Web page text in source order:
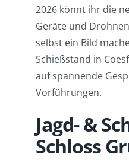
2026 könnt ihr die
Geräte und
selbst ein Bild
Schießstand in
auf spannende
Vorführungen.
Jagd- &
Schloss